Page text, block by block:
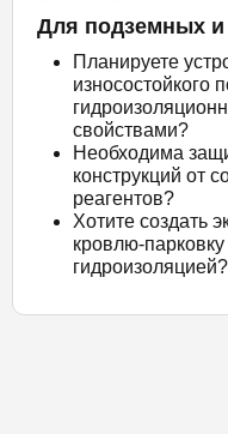
Для подземных и
Планируете
износостойкого
свойствами?
Необходима
конструкций от
реагентов?
Хотите создать
кровлю-
гидроизоляцией?